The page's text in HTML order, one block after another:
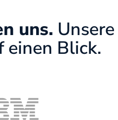
uns. Unsere
einen Blick.